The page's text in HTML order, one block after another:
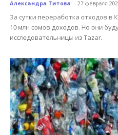
Александра Титова - 27 февраля
За сутки переработка отходов в
10 млн сомов доходов. Но они
исследовательницы из Tazar.